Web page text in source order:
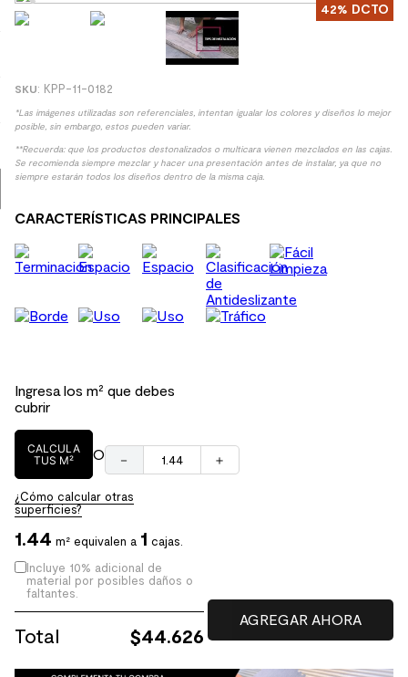
8. receptaculo 42% DCTO
: KPP-11-0182
*Las imágenes utilizadas son referenciales, intentan igualar los colores y diseños lo mejor
posible, sin embargo, estos pueden variar.
**Recuerda: que los productos destonalizados o multicara vienen mezclados en las cajas.
Se recomienda siempre mezclar y hacer una presentación antes de instalar, ya que no
siempre estarán todos los diseños dentro de la misma caja.
CARACTERÍSTICAS PRINCIPALES
Ingresa los m² que debes
cubrir
CALCULA
TUS M²
O ＋
－
¿Cómo calcular otras
superficies?
1.44 m² equivalen a 1 cajas.
Incluye 10% adicional de
material por posibles daños o
faltantes.
Total $44.626